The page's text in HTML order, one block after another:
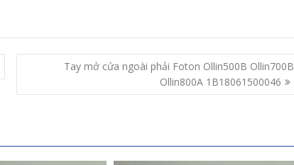
Tay mở cửa ngoài phải Foton Ollin500B Ollin700B
Ollin800A 1B18061500046